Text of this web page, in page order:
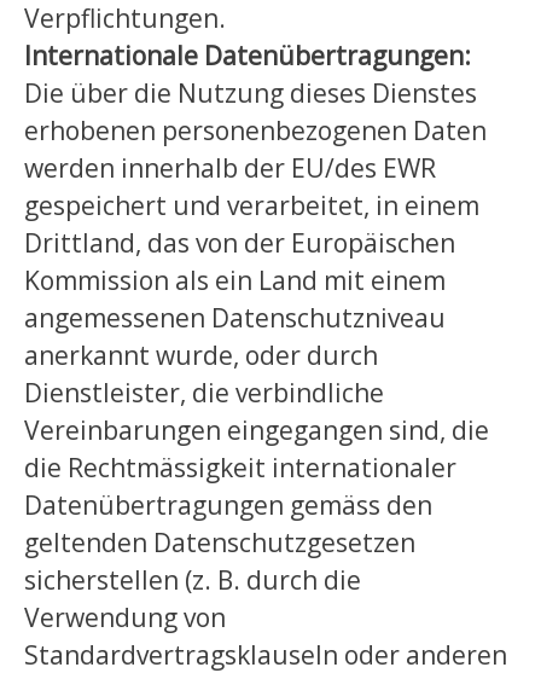
Verpflichtungen.
Internationale Datenübertragungen:
Die über die Nutzung dieses Dienstes
erhobenen personenbezogenen Daten
werden innerhalb der EU/des EWR
gespeichert und verarbeitet, in einem
Drittland, das von der Europäischen
Kommission als ein Land mit einem
angemessenen Datenschutzniveau
anerkannt wurde, oder durch
Dienstleister, die verbindliche
Vereinbarungen eingegangen sind, die
die Rechtmässigkeit internationaler
Datenübertragungen gemäss den
geltenden Datenschutzgesetzen
sicherstellen (z. B. durch die
Verwendung von
Standardvertragsklauseln oder anderen